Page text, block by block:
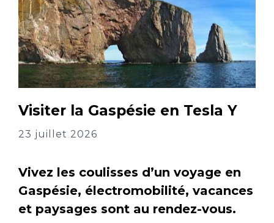
Visiter la Gaspésie en Tesla Y
23 juillet 2026
Vivez les coulisses d’un voyage en
Gaspésie, électromobilité, vacances
et paysages sont au rendez-vous.